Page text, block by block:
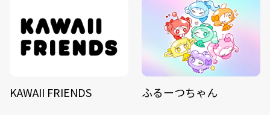
KAWAII FRIENDS ふるーつちゃん